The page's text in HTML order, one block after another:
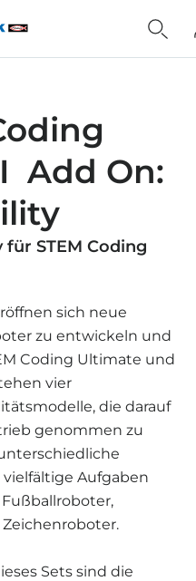
Add On:
STEM Coding
sich neue
zu entwickeln und
Coding Ultimate und
vier
die darauf
genommen zu
vielfältige Aufgaben
Sets sind die